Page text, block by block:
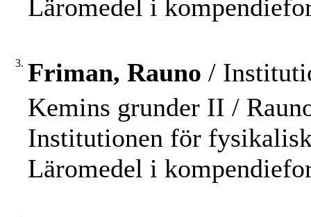
Läromedel i
3. Friman, Rauno /
Kemins grunder II /
Institutionen för
Läromedel i